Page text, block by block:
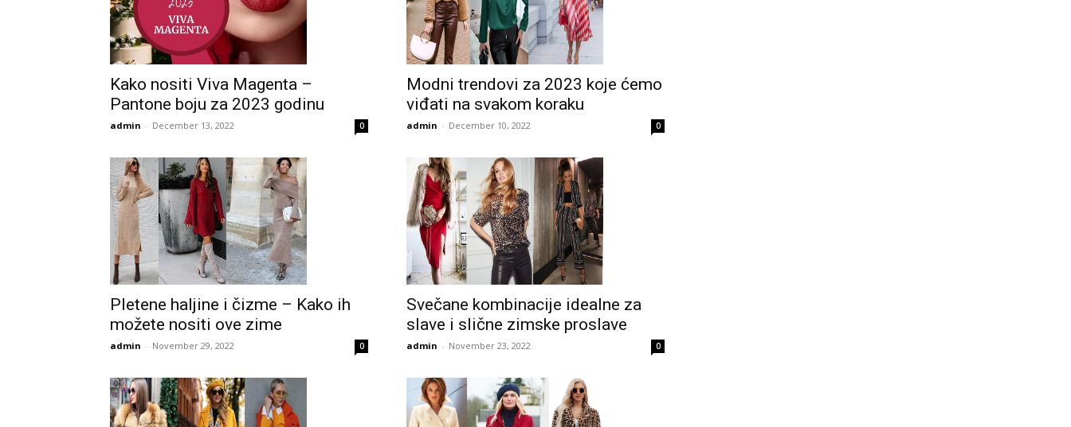
Kako nositi Viva Magenta –
Pantone boju za 2023 godinu
admin - December 13, 2022 0
Modni trendovi za 2023 koje ćemo
viđati na svakom koraku
admin - December 10, 2022 0
Pletene haljine i čizme – Kako ih
možete nositi ove zime
admin - November 29, 2022 0
Svečane kombinacije idealne za
slave i slične zimske proslave
admin - November 23, 2022 0